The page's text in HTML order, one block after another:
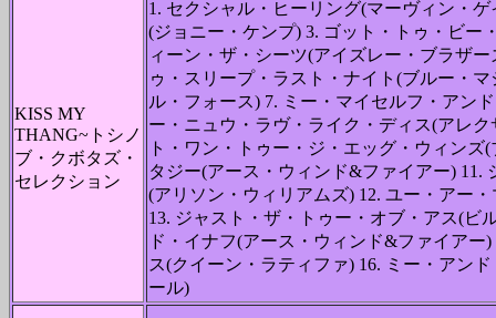
KISS MY
THANG~トシノ
ブ・クボタズ・
セレクション
1. セクシャル・ヒーリング(マーヴィン・
(ジョニー・ケンプ) 3. ゴット・トゥ・ビー
ィーン・ザ・シーツ(アイズレー・ブラザ
ゥ・スリープ・ラスト・ナイト(ブルー・
ル・フォース) 7. ミー・マイセルフ・アン
ー・ニュウ・ラヴ・ライク・ディス(アレ
ト・ワン・トゥー・ジ・エッグ・ウィンズ
タジー(アース・ウィンド&ファイアー) 11.
(アリソン・ウィリアムズ) 12. ユー・アー
13. ジャスト・ザ・トゥー・オブ・アス(ビ
ド・イナフ(アース・ウィンド&ファイアー
ス(クイーン・ラティファ) 16. ミー・アン
ール)